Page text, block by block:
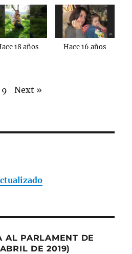
18 años Hace 16 años
9 Next »
AL PARLAMENT DE
DE 2019)